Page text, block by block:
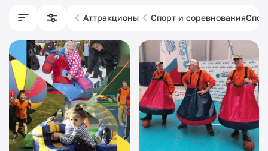
Аттракционы Спорт и соревнования